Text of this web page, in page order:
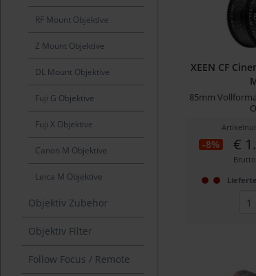
RF Mount Objektive
Z Mount Objektive
DL Mount Objektive
Fuji G Objektive
Fuji X Objektive
Canon M Objektive
Leica M Objektive
Objektiv Zubehör
Objektiv Filter
Follow Focus / Remote
XEEN CF
85mm
-8% €